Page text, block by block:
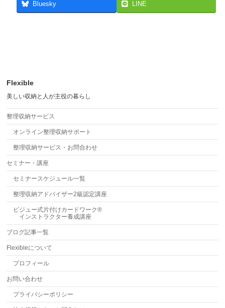
Bluesky LINE
Flexible
美しい収納と人が主役の暮らし
整理収納サービス
オンライン整理収納サポート
整理収納サービス・お問合わせ
セミナー・講座
セミナースケジュール一覧
整理収納アドバイザー2級認定講座
ビジュー式片付けカードワーク®
インストラクター養成講座
ブログ記事一覧
Flexibleについて
プロフィール
お問い合わせ
プライバシーポリシー